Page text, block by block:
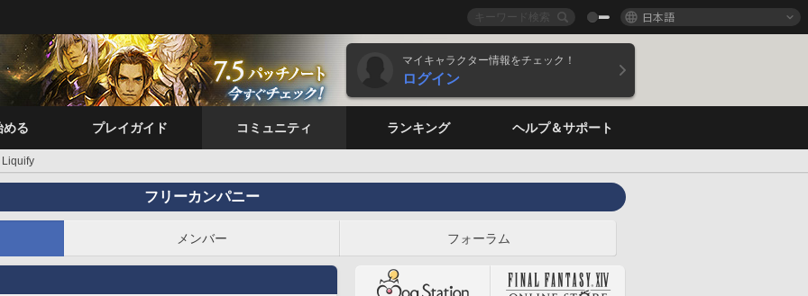
日本語
マイキャラクター情報をチェック！
ログイン
める プレイガイド コミュニティ ランキング ヘルプ＆サポート
Liquify
フリーカンパニー
メンバー フォーラム